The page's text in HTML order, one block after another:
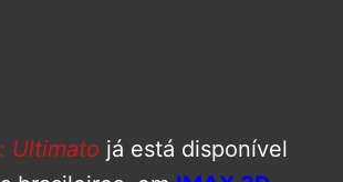
Ultimato já está disponível